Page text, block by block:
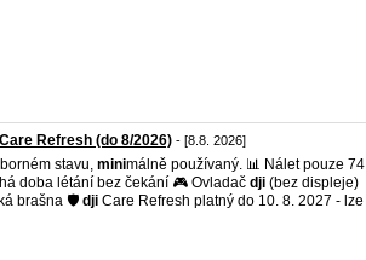
Refresh (do 8/2026) - [8.8. 2026]
stavu, minimálně používaný. 📊 Nálet pouze 74
doba létání bez čekání 🎮 Ovladač dji (bez displeje)
brašna 🛡️ dji Care Refresh platný do 10. 8. 2027 - lze